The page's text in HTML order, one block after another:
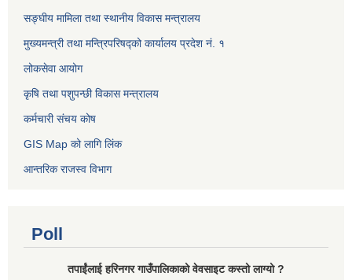
सङ्घीय मामिला तथा स्थानीय विकास मन्त्रालय
मुख्यमन्त्री तथा मन्त्रिपरिषद्को कार्यालय प्रदेश नं. १
लोकसेवा आयोग ​​​​
कृषि तथा पशुपन्छी विकास मन्त्रालय
कर्मचारी संचय कोष
GIS Map को लागि लिंक
आन्तरिक राजस्व विभाग
Poll
तपाईंलाई हरिनगर गाउँपालिकाको वेवसाइट कस्तो लाग्यो ?